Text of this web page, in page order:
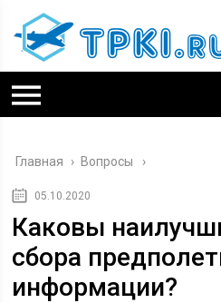
Главная › Вопросы
05.10.2020
Каковы
сбора
информации?